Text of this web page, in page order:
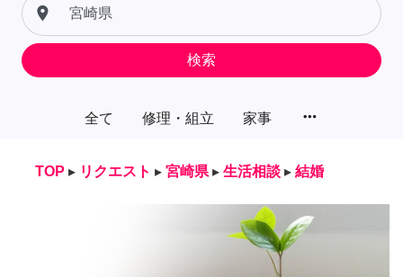
全て 修理・組立 家事 more_horiz
place
検索
TOP ▸ リクエスト ▸ 宮崎県 ▸ 生活相談 ▸ 結婚